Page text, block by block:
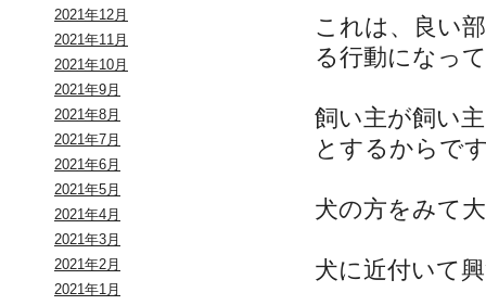
2021年12月
2021年11月
2021年10月
2021年9月
2021年8月
2021年7月
2021年6月
2021年5月
2021年4月
2021年3月
2021年2月
2021年1月
これは、良い
る行動になっ
飼い主が飼い
とするからで
犬の方をみて
犬に近付いて